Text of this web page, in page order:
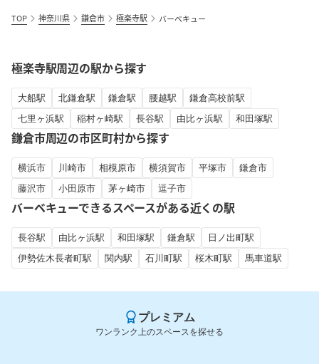
TOP 神奈川県 鎌倉市 極楽寺駅 バーベキュー
極楽寺駅周辺の駅から探す
大船駅 北鎌倉駅 鎌倉駅 腰越駅
鎌倉高校前駅
七里ヶ浜駅
稲村ヶ崎駅 長谷駅 由比ヶ浜駅 和田塚駅
鎌倉市周辺の市区町村から探す
横浜市 川崎市 相模原市 横須賀市 平塚市
鎌倉市
藤沢市
小田原市 茅ヶ崎市 逗子市
バーベキューできるスペースがある近くの駅
長谷駅 由比ヶ浜駅 和田塚駅 鎌倉駅
日ノ出町駅
伊勢佐木長者町駅
関内駅 石川町駅 桜木町駅 馬車道駅
プレミアム
ワンランク上のスペースを探せる